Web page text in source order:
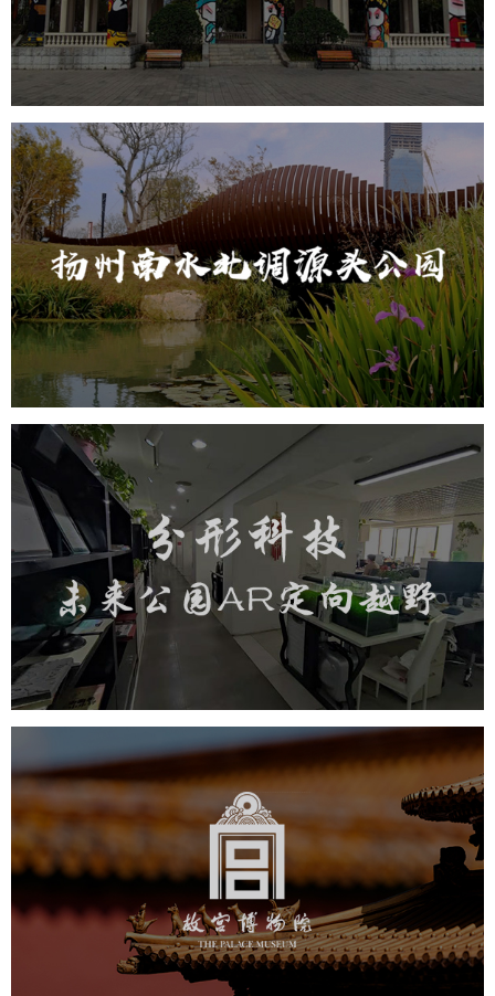
智慧公园综合管理系统
元宇宙定制开发
元宇宙建设
元宇宙平台建设
元宇宙系统搭建
元宇宙系统建设
扬州南水北调源头公园
智慧公园 AR太极 智能语音亭
智能大数据平台
元宇宙定制开发
元宇宙平台建设
元宇宙系统搭建
元宇宙系统建设
元宇宙建设
分形科技未来公园AR定向越野
旅游休闲 小程序开发
AI人工智能技术
元宇宙定制开发
元宇宙网站建设
元宇宙平台建设
元宇宙系统搭建
元宇宙系统建设 元宇宙建设
故宫博物院
文化艺术 博物馆 智慧博物馆
博物馆网站建设
景区网站建设
文创商城 万能专题 网站代运营